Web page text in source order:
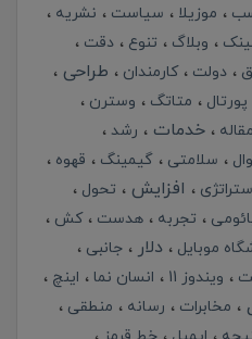
موزیلا سیاست
نشریه
وبلاگ تنوع
دقت
دولت کارمندان طراحی
پورتال متاتگ
وسترن
مقاله خدمات
رشد
سلامتی گیمینگ قهوه
افزایش
تحول
تجربه هدست
کش
موبایل دلار
جانبی
ویندوز 11 انسان نما
اینچ
مخابرات رسانه
منطقی